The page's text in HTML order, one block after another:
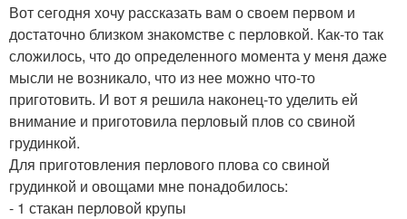
Вот сегодня хочу рассказать вам о своем первом и
достаточно близком знакомстве с перловкой. Как-то так
сложилось, что до определенного момента у меня даже
мысли не возникало, что из нее можно что-то
приготовить. И вот я решила наконец-то уделить ей
внимание и приготовила перловый плов со свиной
грудинкой.
Для приготовления перлового плова со свиной
грудинкой и овощами мне понадобилось:
- 1 стакан перловой крупы